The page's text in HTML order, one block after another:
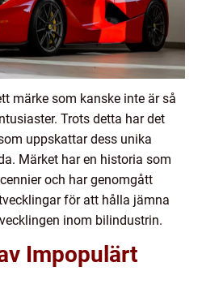
märke som kanske inte är så
Trots detta har det
uppskattar dess unika
Märket har en historia som
och har genomgått
för att hålla jämna
inom bilindustrin.
Impopulärt